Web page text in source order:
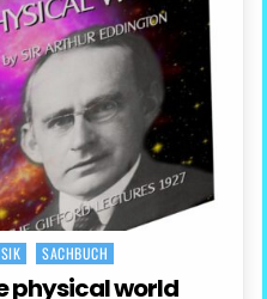
SACHBUCH
physical world